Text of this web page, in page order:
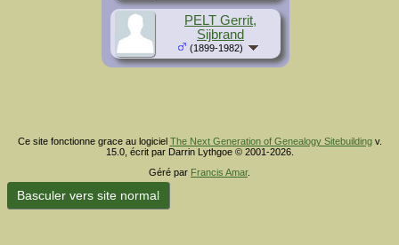
PELT Gerrit,
Sijbrand
(1899-1982)
Ce site fonctionne grace au logiciel The Next Generation of Genealogy Sitebuildingv.
15.0, écrit par Darrin Lythgoe © 2001-2026.
Géré par Francis Amar.
Basculer vers site normal